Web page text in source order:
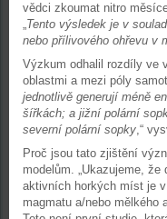
vědci zkoumat nitro
„Tento výsledek je v
nebo přílivového ohřevu v
Výzkum odhalil rozdíly ve
oblastmi a mezi póly
jednotlivě generují méně
šířkách; a jižní polární
severní polární sopky,“
Proč jsou tato zjištění
modelům. „Ukazujeme,
aktivních horkých míst je
magmatu a/nebo mělkého